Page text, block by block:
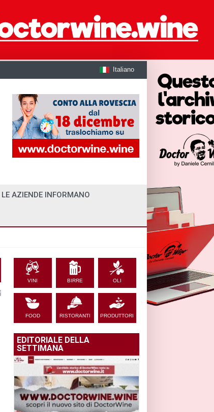
Italiano
LE AZIENDE INFORMANO
VINI BIRRE OLI
FOOD RISTORANTI PRODUTTORI
EDITORIALE DELLA
SETTIMANA